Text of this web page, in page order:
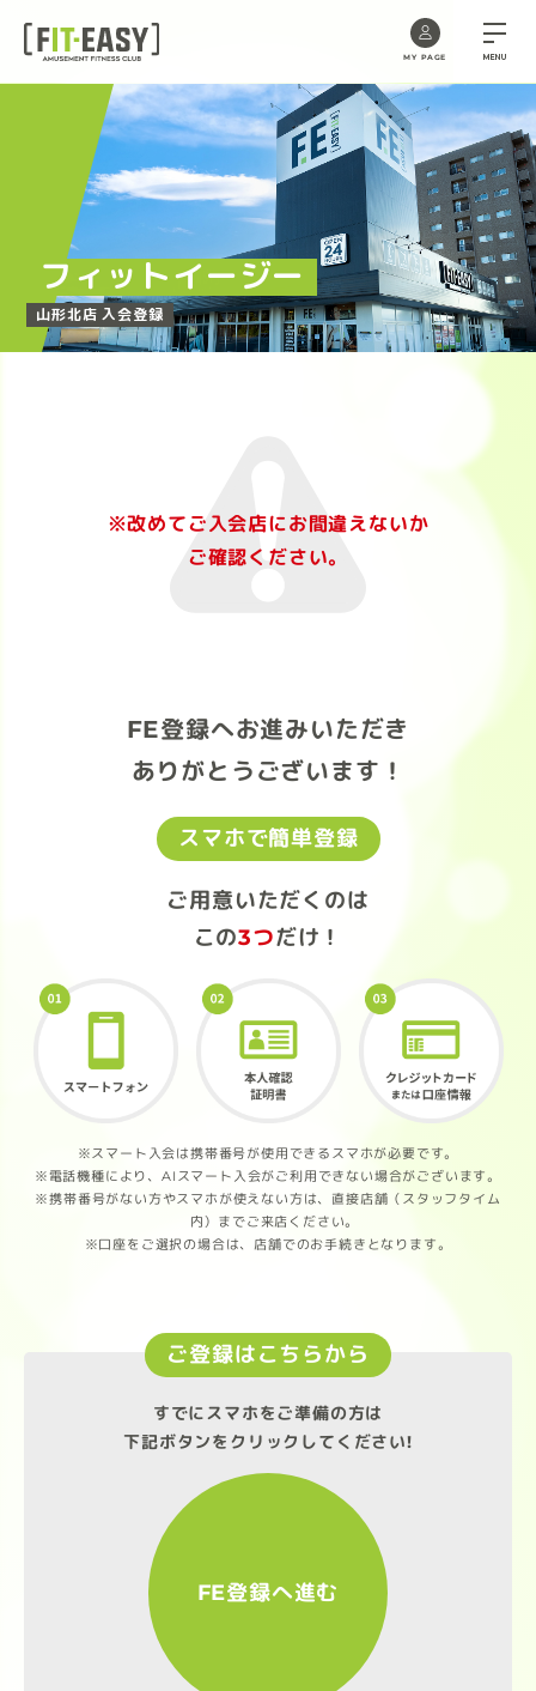
content
MY PAGE MENU
フィットイージー
山形北店 入会登録
※改めてご入会店にお間違えないか
ご確認ください。
FE登録へお進みいただき
ありがとうございます！
スマホで簡単登録
ご用意いただくのは
この3つだけ！
※スマート入会は携帯番号が使用できるスマホが必要です。
※電話機種により、AIスマート入会がご利用できない場合がございます。
※携帯番号がない方やスマホが使えない方は、直接店舗（スタッフタイム
内）までご来店ください。
※口座をご選択の場合は、店舗でのお手続きとなります。
ご登録はこちらから
すでにスマホをご準備の方は
下記ボタンをクリックしてください!
FE登録へ進む